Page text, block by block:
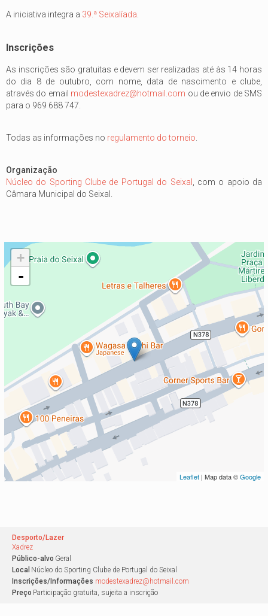
A iniciativa integra a 39.ª Seixalíada
Inscrições
As inscrições são gratuitas e devem ser realizadas até às 14 horas
do dia 8 de outubro, com nome, data de nascimento e clube,
através do email modestexadrez@hotmail.com ou de envio de SMS
para o 969 688 747.
Todas as informações no regulamento do torneio.
Organização
Núcleo do Sporting Clube de Portugal do Seixal , com o apoio da
Câmara Municipal do Seixal.
+
-
Leaflet | Map data ©Google
Desporto/Lazer
Xadrez
Público-alvo Geral
Local Núcleo do Sporting Clube de Portugal do Seixal
Inscrições/Informações modestexadrez@hotmail.com
Preço Participação gratuita, sujeita a inscrição